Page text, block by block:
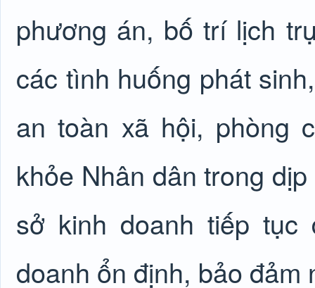
phương án, bố trí lịch
các tình huống phát
an toàn xã hội, phòng
khỏe Nhân dân trong
sở kinh doanh tiếp
doanh ổn định, bảo